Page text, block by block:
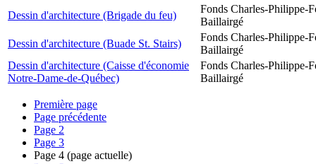
Dessin d'architecture (Brigade du feu)
Fonds Charles-Philippe-
Baillairgé
Dessin d'architecture (Buade St. Stairs)
Fonds Charles-Philippe-
Baillairgé
Dessin d'architecture (Caisse d'économie
Notre-Dame-de-Québec)
Fonds Charles-Philippe-
Baillairgé
Première page
Page précédente
Page 2
Page 3
Page 4 (page actuelle)